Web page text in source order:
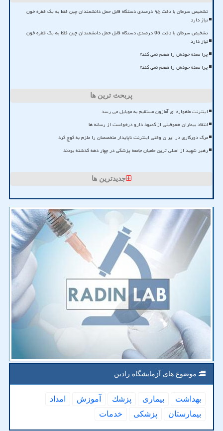
تشخیص سرطان با دقت ۹۵ درصدی دستگاه قابل حمل دانشمندان چین فقط به یک قطره خون
نیاز دارد
تشخیص سرطان با دقت 95 درصدی دستگاه قابل حمل دانشمندان چین فقط به یک قطره خون
نیاز دارد
چرا معده خودش را هضم نمی کند؟
چرا معده خودش را هضم نمی کند؟
پربحث ترین ها
اینترنت ماهواره ای آمازون مستقیم به موبایل می رسد
انتقاد بیماران هموفیلی از کمبود دارو درخواست از رسانه ها
مرگ دورکاری در ایران وقتی اینترنت ناپایدار متخصصان را ملزم به کوچ کرد
رهبر شهید از اصلی ترین حامیان جامعه پزشکی در چهار دهه گذشته بودند
جدیدترین ها
موضوع های آزمایشگاه رادین
بهداشت بیماری پزشك آموزش
امداد
بیمارستان
پزشكی خدمات